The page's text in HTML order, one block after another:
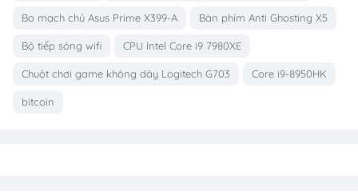
Bo mạch chủ Asus Prime X399-A Bàn phím Anti Ghosting X5
Bộ tiếp sóng wifi CPU Intel Core i9 7980XE
Chuột chơi game không dây Logitech G703 Core i9-8950HK
bitcoin